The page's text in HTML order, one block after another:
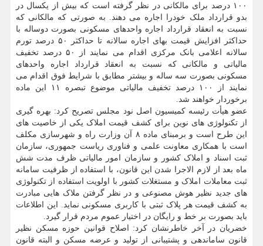
۱۰۰ درصد برای مالکانی در نظر گرفته است که بیش از یکسال در
بدو قرارداد ملک خودرا اجاره می دهند. به صورتی که مالکانی که
نسبت به انعقاد قرارداد اجاره واحدهای مسکونی بصورت دوساله با
حداکثر افزایش قیمت بهای اجاره سالانه تا حداکثر ۵۰ درصد تورم
سالانه اعلامی بانک مرکزی اقدام می نمایند از ۵۰ درصد تخفیف
مالیاتی و مالکانی که نسبت به انعقاد قرارداد اجاره واحدهای
مسکونی بصورت سه ساله و بیشتر مطابق با شرایط فوق اقدام می
نمایند از ۱۰۰ درصد تخفیف مالیاتی موضوع تبصره ۱۱ این ماده
برخوردار خواهند شد.
عضو هیأت رئیسه کمیسیون اصل نود مجلس تصریح کرد: بهره گیری
از تکنولوژی های نوین برای کشف قیمت املاک یکی از خاصیت های
این طرح است و برمبنای ماده ۸ آن وزارت راه و شهرسازی مکلف
است با همکاری معاونت علمی و فناوری ریاست جمهوری، سازمان
ثبت اسناد و املاک کشور و سازمان امور مالیاتی ظرف مدت شش
ماه بعد از لازم الاجرا شدن این قانون، با استفاده از ظرفیت سامانه
ثبت معاملات املاک و مستغلات کشور با اولویت استفاده از تکنولوژی
های جدید نظیر هوش مصنوعی و در نظر گرفتن ملاک هایی مبادرت
به کشف قیمت هر پلاک ثبتی با کاربری مسکونی نماید. این اطلاعات
باید بصورت بر خط و رایگان در اختیار عموم مردم قرار گیرد.
خضریان در آخر خاطرنشان کرد: اصلاح قوانین حوزه مسکن نظیر
قانون ساماندهی و پشتیبانی از تولید و عرضه مسکن و البته قانون